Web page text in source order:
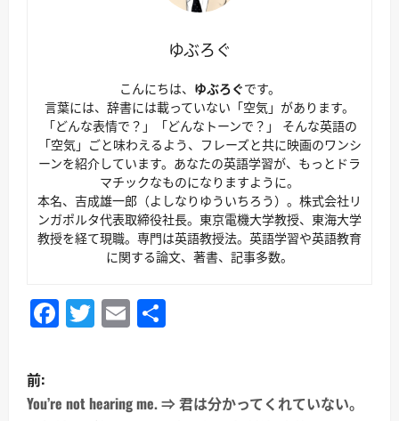
ゆぶろぐ
こんにちは、 ゆぶろぐです。
言葉には、辞書には載っていない「空気」があります。
「どんな表情で？」「どんなトーンで？」 そんな英語の
「空気」ごと味わえるよう、フレーズと共に映画のワンシ
ーンを紹介しています。あなたの英語学習が、もっとドラ
マチックなものになりますように。
本名、吉成雄一郎（よしなりゆういちろう）。株式会社リ
ンガポルタ代表取締役社長。東京電機大学教授、東海大学
教授を経て現職。専門は英語教授法。英語学習や英語教育
に関する論文、著書、記事多数。
Facebook
Twitter
Email
投
稿
前:
You’re not hearing me. ⇒ 君は分かってくれていない。